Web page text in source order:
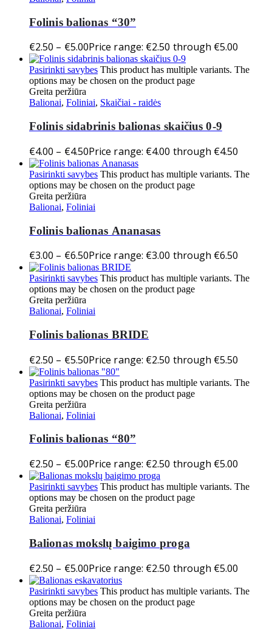
Folinis balionas “30”
€2.50 – €5.00Price range: €2.50 through €5.00
Pasirinkti savybes This product has multiple variants. The
options may be chosen on the product page
Greita peržiūra
Balionai, Foliniai, Skaičiai - raidės
Folinis sidabrinis balionas skaičius 0-9
€4.00 – €4.50Price range: €4.00 through €4.50
Pasirinkti savybes This product has multiple variants. The
options may be chosen on the product page
Greita peržiūra
Balionai, Foliniai
Folinis balionas Ananasas
€3.00 – €6.50Price range: €3.00 through €6.50
Pasirinkti savybes This product has multiple variants. The
options may be chosen on the product page
Greita peržiūra
Balionai, Foliniai
Folinis balionas BRIDE
€2.50 – €5.50Price range: €2.50 through €5.50
Pasirinkti savybes This product has multiple variants. The
options may be chosen on the product page
Greita peržiūra
Balionai, Foliniai
Folinis balionas “80”
€2.50 – €5.00Price range: €2.50 through €5.00
Pasirinkti savybes This product has multiple variants. The
options may be chosen on the product page
Greita peržiūra
Balionai, Foliniai
Balionas mokslų baigimo proga
€2.50 – €5.00Price range: €2.50 through €5.00
Pasirinkti savybes This product has multiple variants. The
options may be chosen on the product page
Greita peržiūra
Balionai, Foliniai